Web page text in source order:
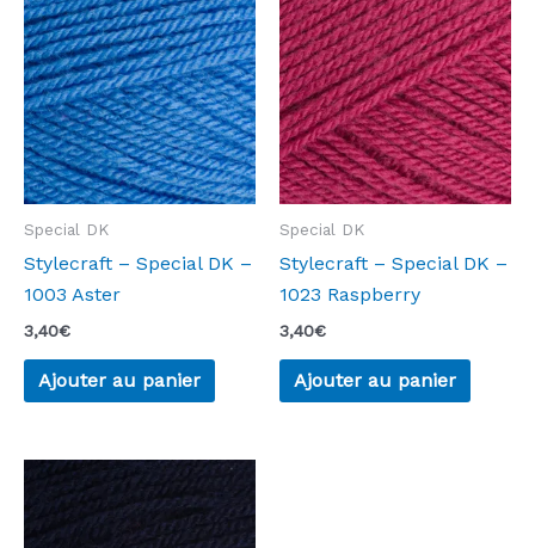
Special DK
Stylecraft – Special DK –
1003 Aster
3,40€
Ajouter au panier
Special DK
Stylecraft – Special DK –
1023 Raspberry
3,40€
Ajouter au panier